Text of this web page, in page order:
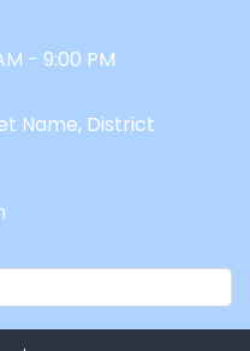
- 9:00 PM
Name, District